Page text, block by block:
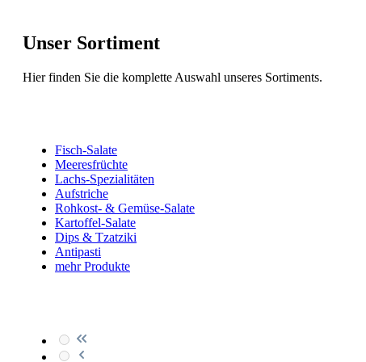
Unser Sortiment
Hier finden Sie die komplette Auswahl unseres Sortiments.
Fisch-Salate
Meeresfrüchte
Lachs-Spezialitäten
Aufstriche
Rohkost- & Gemüse-Salate
Kartoffel-Salate
Dips & Tzatziki
Antipasti
mehr Produkte